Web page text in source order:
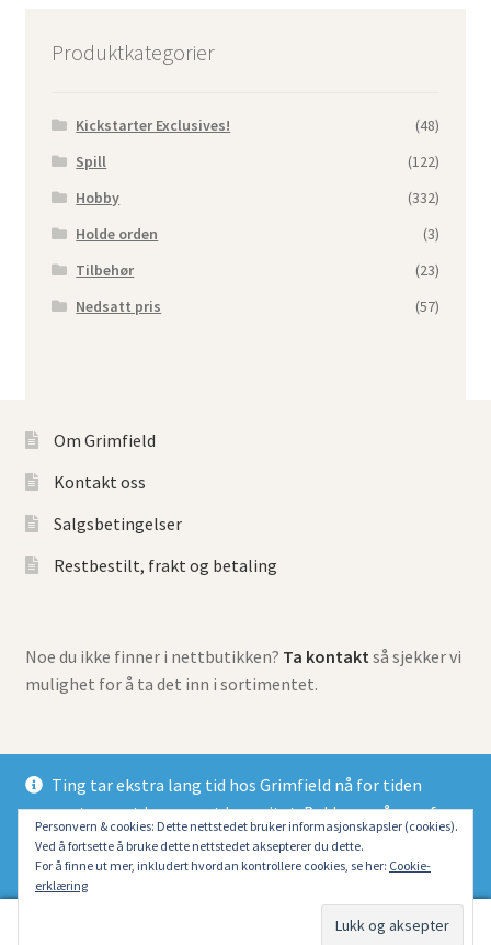
Produktkategorier
Kickstarter Exclusives!
(48)
Spill
(122)
Hobby
(332)
Holde orden
(3)
Tilbehør
(23)
Nedsatt pris
(57)
Om Grimfield
Kontakt oss
Salgsbetingelser
Restbestilt, frakt og betaling
Noe du ikke finner i nettbutikken? Ta kontakt så sjekker vi
mulighet for å ta det inn i sortimentet.
© Grimfield Games 2026
Bygget med Storefront og WooCommerce.
0
Ting tar ekstra lang tid hos Grimfield nå for tiden
grunnet meget begrenset kapasitet. Beklager så mye for
at alle dessverre må belage seg på lang ventetid.
Fjern
Personvern & cookies: Dette nettstedet bruker informasjonskapsler (cookies).
Ved å fortsette å bruke dette nettstedet aksepterer du dette.
For å finne ut mer, inkludert hvordan kontrollere cookies, se her: Cookie-
erklæring